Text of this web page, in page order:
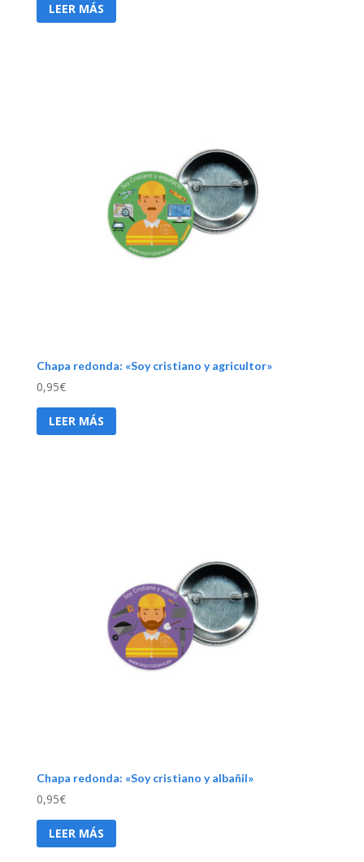
LEER MÁS
Chapa redonda: «Soy cristiano y agricultor»
0,95€
LEER MÁS
Chapa redonda: «Soy cristiano y albañil»
0,95€
LEER MÁS